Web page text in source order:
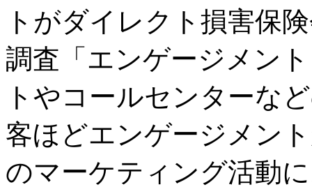
トがダイレクト損害保
調査「エンゲージメン
トやコールセンターな
客ほどエンゲージメン
のマーケティング活動